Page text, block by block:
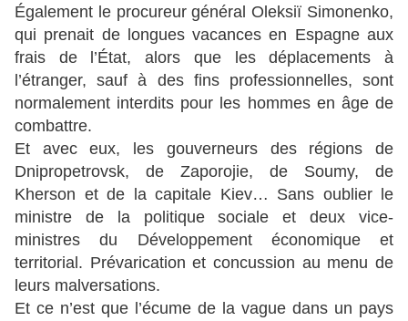
Également le procureur général Oleksiï Simonenko,
qui prenait de longues vacances en Espagne aux
frais de l’État, alors que les déplacements à
l’étranger, sauf à des fins professionnelles, sont
normalement interdits pour les hommes en âge de
combattre.
Et avec eux, les gouverneurs des régions de
Dnipropetrovsk, de Zaporojie, de Soumy, de
Kherson et de la capitale Kiev… Sans oublier le
ministre de la politique sociale et deux vice-
ministres du Développement économique et
territorial. Prévarication et concussion au menu de
leurs malversations.
Et ce n’est que l’écume de la vague dans un pays